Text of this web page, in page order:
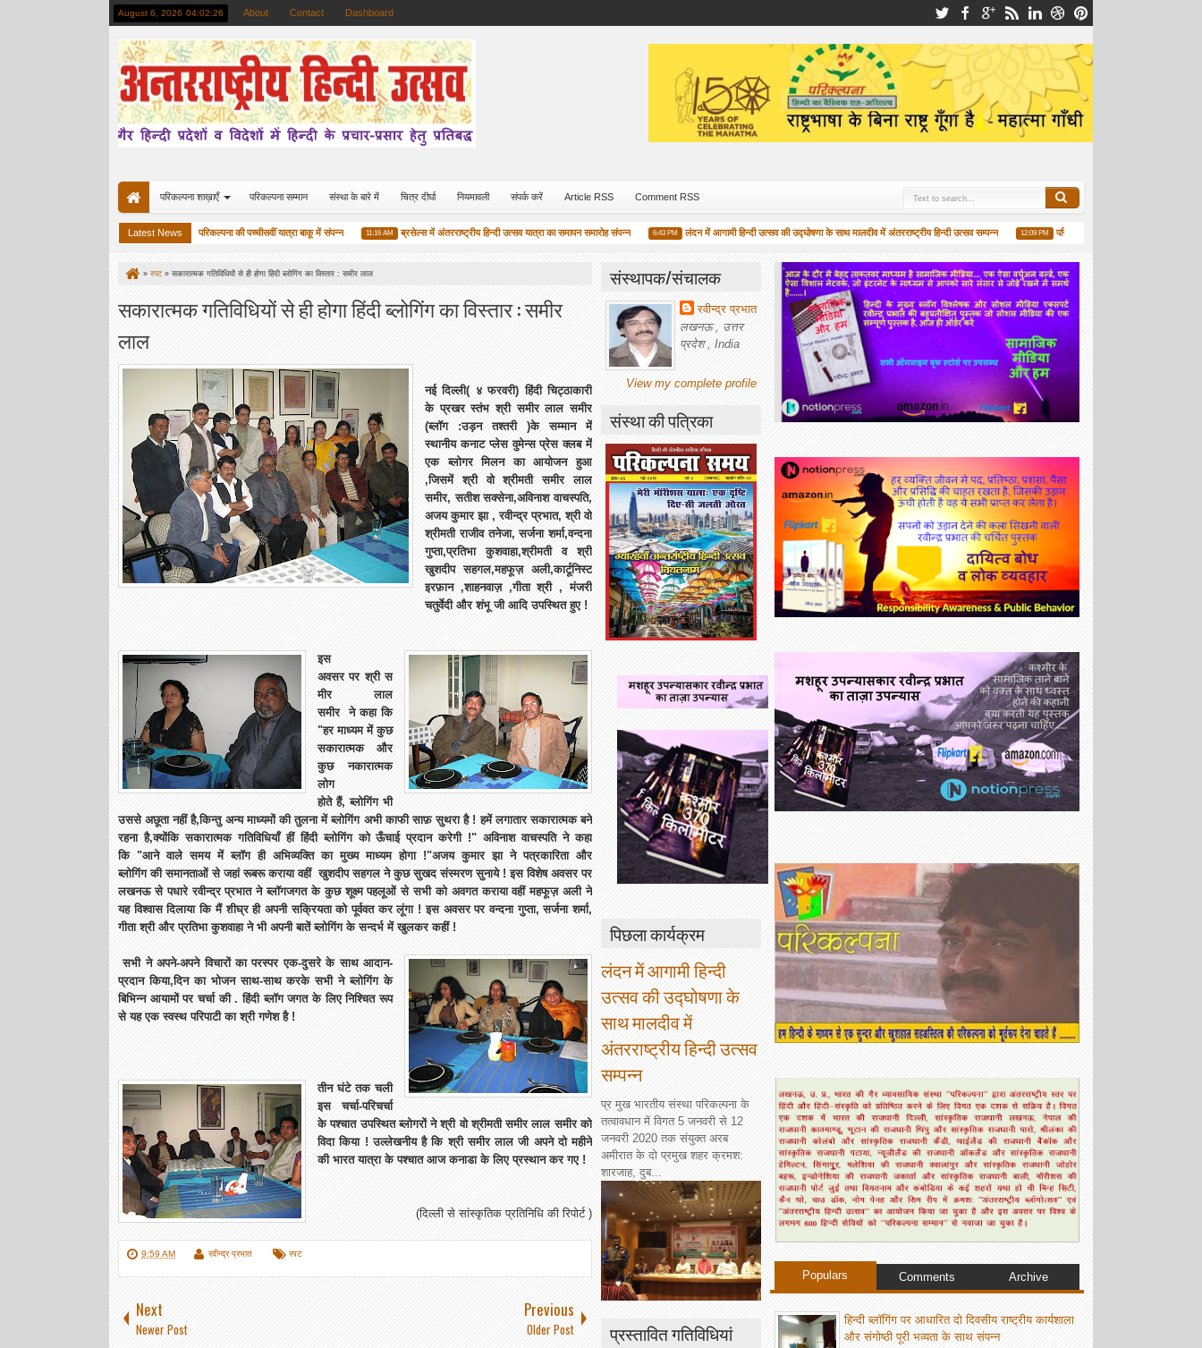
August 6, 2026 04:02:27 About Contact Dashboard
परिकल्पना शाख़ाएँ परिकल्पना सम्मान संस्था के बारे में चित्र दीर्घा नियमावली संपर्क करें Article RSS Comment RSS
Latest News
12:27 PM परिकल्पना की पच्चीसवीं यात्रा बाकू में संपन्न 11:16 AM ब्रसेल्स में अंतरराष्ट्रीय हिन्दी उत्सव यात्रा का समापन समारोह संपन्न 6:43 PM लंदन में आगामी हिन्दी उत्सव की उद्घोषणा के साथ मालदीव में अंतरराष्ट्रीय हिन्दी उत्सव सम्पन्न 12:09 PM परिकल्पना की 13 वीं वार्षिक महासभा संपन्न
» रपट» सकारात्मक गतिविधियों से ही होगा हिंदी ब्लोगिंग का विस्तार : समीर लाल
सकारात्मक गतिविधियों से ही होगा हिंदी ब्लोगिंग का विस्तार : समीर
लाल
नई दिल्ली( ४ फरवरी) हिंदी चिट्ठाकारी
के प्रखर स्तंभ श्री समीर लाल समीर
(ब्लॉग :उड़न तश्तरी )के सम्मान में
स्थानीय कनाट प्लेस वुमेन्स प्रेस क्लब में
एक ब्लोगर मिलन का आयोजन हुआ
,जिसमें श्री वो श्रीमती समीर लाल
समीर, सतीश सक्सेना,अविनाश वाचस्पति,
अजय कुमार झा , रवीन्द्र प्रभात, श्री वो
श्रीमती राजीव तनेजा, सर्जना शर्मा,वन्दना
गुप्ता,प्रतिभा कुशवाहा,श्रीमती व श्री
खुशदीप सहगल,महफूज़ अली,कार्टूनिस्ट
इरफ़ान ,शाहनवाज़ ,गीता श्री , मंजरी
चतुर्वेदी और शंभू जी आदि उपस्थित हुए !
इस
अवसर पर श्री स
मीर लाल
समीर ने कहा कि
"हर माध्यम में कुछ
सकारात्मक और
कुछ नकारात्मक
लोग
होते हैं, ब्लोगिंग भी
उससे अछूता नहीं है,किन्तु अन्य माध्यमों की तुलना में ब्लोगिंग अभी काफी साफ़ सुथरा है ! हमें लगातार सकारात्मक बने
रहना है,क्योंकि सकारात्मक गतिविधियाँ हीं हिंदी ब्लोगिंग को ऊँचाई प्रदान करेगी !" अविनाश वाचस्पति ने कहा
कि "आने वाले समय में ब्लॉग ही अभिव्यक्ति का मुख्य माध्यम होगा !"अजय कुमार झा ने पत्रकारिता और
ब्लोगिंग की समानताओं से जहां रूबरू कराया वहीं खुशदीप सहगल ने कुछ सुखद संस्मरण सुनाये ! इस विशेष अवसर पर
लखनऊ से पधारे रवीन्द्र प्रभात ने ब्लॉगजगत के कुछ शूक्ष्म पहलूओं से सभी को अवगत कराया वहीं महफूज़ अली ने
यह विश्वास दिलाया कि मैं शीघ्र ही अपनी सक्रियता को पूर्ववत कर लूंगा ! इस अवसर पर वन्दना गुप्ता, सर्जना शर्मा,
गीता श्री और प्रतिभा कुशवाहा ने भी अपनी बातें ब्लोगिंग के सन्दर्भ में खुलकर कहीं !
सभी ने अपने-अपने विचारों का परस्पर एक-दुसरे के साथ आदान-
प्रदान किया,दिन का भोजन साथ-साथ करके सभी ने ब्लोगिंग के
बिभिन्न आयामों पर चर्चा की . हिंदी ब्लॉग जगत के लिए निश्चित रूप
से यह एक स्वस्थ परिपाटी का श्री गणेश है !
तीन घंटे तक चली
इस चर्चा-परिचर्चा
के पश्चात उपस्थित ब्लोगरों ने श्री वो श्रीमती समीर लाल समीर को
विदा किया ! उल्लेखनीय है कि श्री समीर लाल जी अपने दो महीने
की भारत यात्रा के पश्चात आज कनाडा के लिए प्रस्थान कर गए !
(दिल्ली से सांस्कृतिक प्रतिनिधि की रिपोर्ट )
9:59 AM रवीन्द्र प्रभात रपट
Next
Newer Post
Previous
Older Post
Populars Comments Archive
हिन्दी ब्लॉगिंग पर आधारित दो दिवसीय राष्ट्रीय कार्यशाला
और संगोष्ठी पूरी भव्यता के साथ संपन्न
संस्थापक/संचालक
रवीन्द्र प्रभात
लखनऊ , उत्तर
प्रदेश , India
View my complete profile
संस्था की पत्रिका
पिछला कार्यक्रम
लंदन में आगामी हिन्दी
उत्सव की उद्घोषणा के
साथ मालदीव में
अंतरराष्ट्रीय हिन्दी उत्सव
सम्पन्न
प्र मुख भारतीय संस्था परिकल्पना के
तत्वावधान में विगत 5 जनवरी से 12
जनवरी 2020 तक संयुक्त अरब
अमीरात के दो प्रमुख शहर क्रमश:
शारजाह, दुब...
प्रस्तावित गतिविधियां